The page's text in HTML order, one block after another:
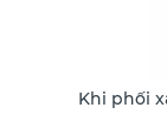
Khi phối